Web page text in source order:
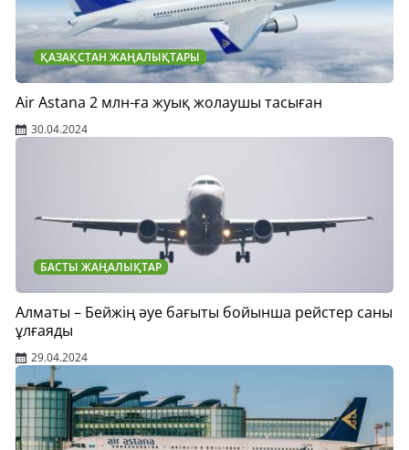
ҚАЗАҚСТАН ЖАҢАЛЫҚТАРЫ
Air Astana 2 млн-ға жуық жолаушы тасыған
30.04.2024
БАСТЫ ЖАҢАЛЫҚТАР
Алматы – Бейжің әуе бағыты бойынша рейстер саны
ұлғаяды
29.04.2024